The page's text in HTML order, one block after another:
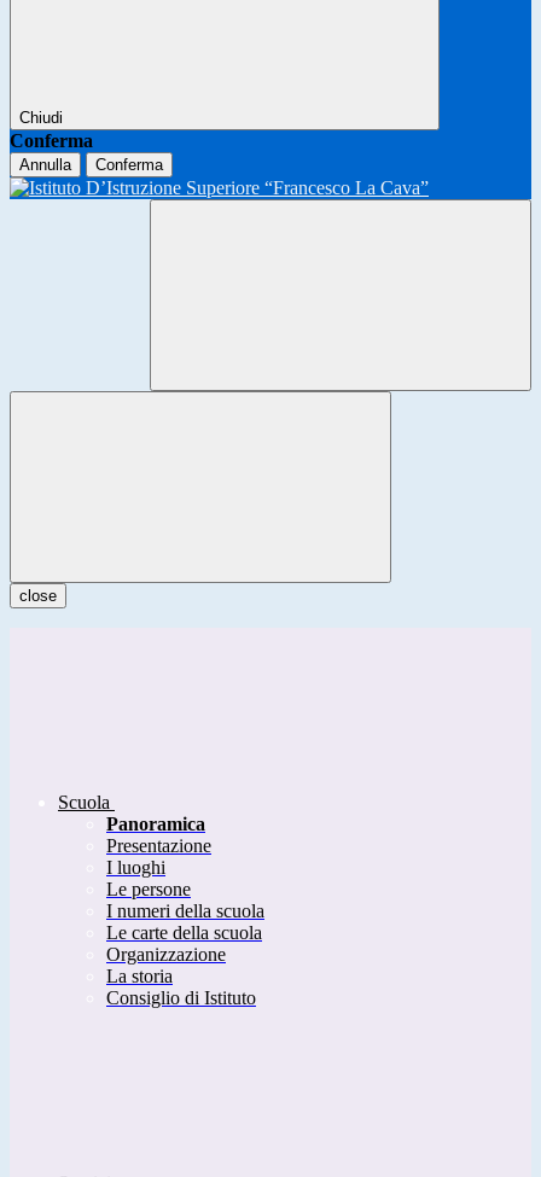
Chiudi
Conferma
Annulla Conferma
close
Scuola
Panoramica
Presentazione
I luoghi
Le persone
I numeri della scuola
Le carte della scuola
Organizzazione
La storia
Consiglio di Istituto